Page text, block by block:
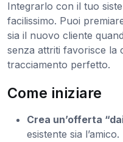
Integrarlo con il tuo
facilissimo. Puoi
sia il nuovo cliente
senza attriti favorisce la
tracciamento perfetto.
Come iniziare
Crea un’offerta
esistente sia